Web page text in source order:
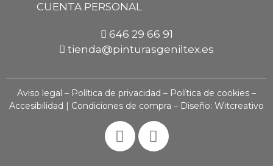
CUENTA PERSONAL
646 29 66 91
tienda@pinturasgeniltex.es
Aviso legal – Política de privacidad – Política de cookies –
Accesibilidad | Condiciones de compra – Diseño: Witcreativo